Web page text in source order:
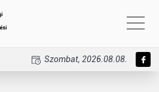
Szombat, 2026.08.08.